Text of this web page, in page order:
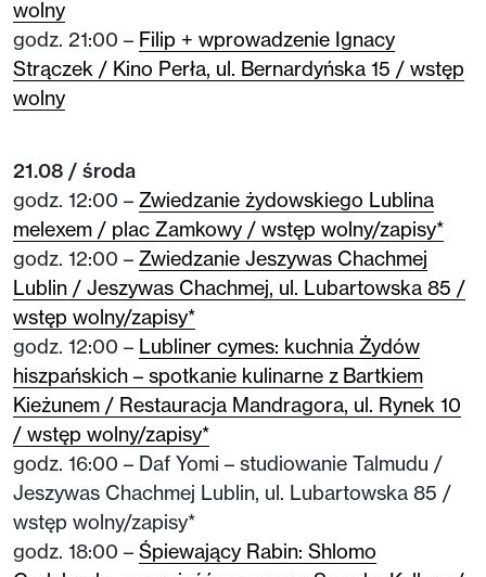
wolny
godz. 21:00 – Filip + wprowadzenie Ignacy
Strączek / Kino Perła, ul. Bernardyńska 15 / wstęp
wolny
21.08 / środa
godz. 12:00 – Zwiedzanie żydowskiego Lublina
melexem / plac Zamkowy / wstęp wolny/zapisy*
godz. 12:00 – Zwiedzanie Jeszywas Chachmej
Lublin / Jeszywas Chachmej, ul. Lubartowska 85 /
wstęp wolny/zapisy*
godz. 12:00 – Lubliner cymes: kuchnia Żydów
hiszpańskich – spotkanie kulinarne z Bartkiem
Kieżunem / Restauracja Mandragora, ul. Rynek 10
/ wstęp wolny/zapisy*
godz. 16:00 – Daf Yomi – studiowanie Talmudu /
Jeszywas Chachmej Lublin, ul. Lubartowska 85 /
wstęp wolny/zapisy*
godz. 18:00 – Śpiewający Rabin: Shlomo